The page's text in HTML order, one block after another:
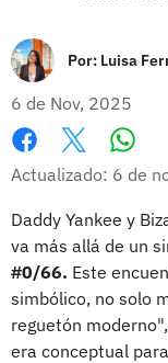
Por: Luisa
6 de Nov, 2025
Facebook
X
Actualizado: 6 de
Daddy Yankee y
va más allá de un
#0/66. Este
simbólico, no solo
reguetón
era conceptual